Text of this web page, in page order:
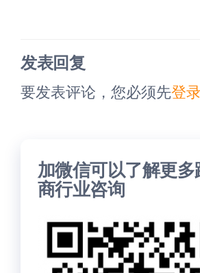
发表回复
要发表评论，您必须先登
加微信可以了解更
商行业咨询